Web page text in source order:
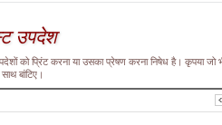
उपदेश
को प्रिंट करना या उसका प्रेषण करना निषेध है। कृपया
बांटिए।